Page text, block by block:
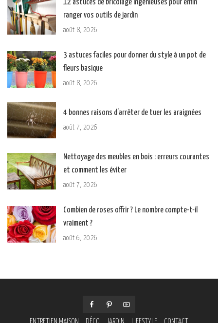
12 astuces de bricolage ingénieuses pour enfin
ranger vos outils de jardin
août 8, 2026
3 astuces faciles pour donner du style à un pot de
fleurs basique
août 8, 2026
4 bonnes raisons d’arrêter de tuer les araignées
août 7, 2026
Nettoyage des meubles en bois : erreurs courantes
et comment les éviter
août 7, 2026
Combien de roses offrir ? Le nombre compte-t-il
vraiment ?
août 6, 2026